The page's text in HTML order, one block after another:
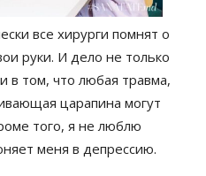
все хирурги помнят о
руки. И дело не только
в том, что любая травма,
царапина могут
того, я не люблю
меня в депрессию.